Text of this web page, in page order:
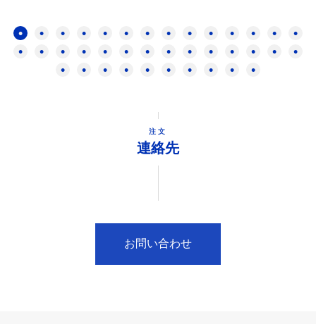
注文
連絡先
お問い合わせ